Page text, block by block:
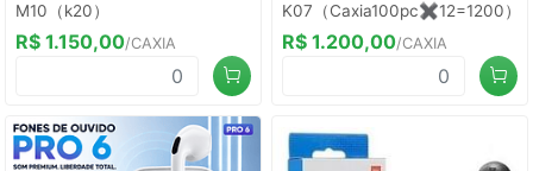
M10（k20）
R$ 1.150,00/CAXIA
K07（Caxia100pc✖️12=1200）
R$ 1.200,00/CAXIA